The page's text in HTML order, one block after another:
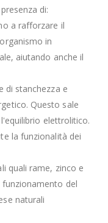
di:
a rafforzare il
in
aiutando anche il
di stanchezza e
Questo sale
elettrolitico.
la funzionalità dei
quali rame, zinco e
del
naturali